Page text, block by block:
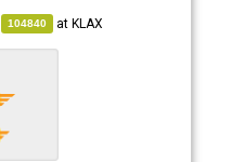
104840 atKLAX